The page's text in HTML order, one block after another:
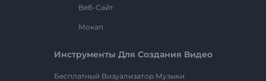
Веб-Сайт
Мокап
Инструменты Для Создания Видео
Бесплатный Визуализатор Музыки